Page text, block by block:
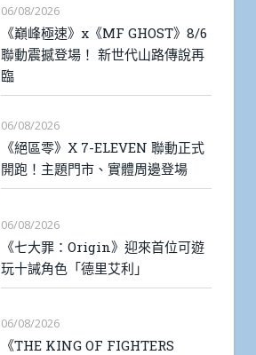
06/08/2026
《巔峰極速》x《MF GHOST》8/6
聯動震撼登場！ 新世代山路傳說再
臨
06/08/2026
《絕區零》X 7-ELEVEN 聯動正式
開跑！主題門市、實體周邊登場
06/08/2026
《七大罪：Origin》迎來首位可遊
玩十誡角色「德里艾利」
06/08/2026
《THE KING OF FIGHTERS